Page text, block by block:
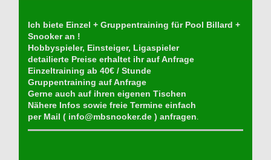
Ich biete Einzel + Gruppentraining für Pool Billard +
Snooker an !
Hobbyspieler, Einsteiger, Ligaspieler
detailierte Preise erhaltet ihr auf Anfrage
Einzeltraining ab 40€ / Stunde
Gruppentraining auf Anfrage
Gerne auch auf ihren eigenen Tischen
Nähere Infos sowie freie Termine einfach
per Mail ( info@mbsnooker.de ) anfragen.